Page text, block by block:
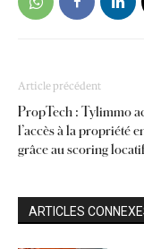
Article précédent
PropTech : Tylimmo
l’accès à la propriété
grâce au scoring locatif
ARTICLES